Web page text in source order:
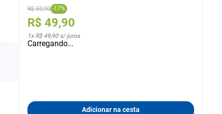
R$ 59,90 -17%
R$ 49,90
1x R$ 49,90s/ juros
Carregando...
Adicionar na cesta